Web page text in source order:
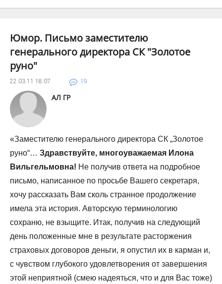
АЛ ГР
Юмор. Письмо заместителю
генерального директора СК "Золотое
руно"
22.03.11 18:07 19
«Заместителю генерального директора СК „Золотое
руно“… Здравствуйте, многоуважаемая Илона
Вильгельмовна! Не получив ответа на подробное
письмо, написанное по просьбе Вашего секретаря,
хочу рассказать Вам сколь странное продолжение
имела эта история. Авторскую терминологию
сохраню, не взыщите. Итак, получив на следующий
день положенные мне в результате расторжения
страховых договоров деньги, я опустил их в карман и,
с чувством глубокого удовлетворения от завершения
этой неприятной (смею надеяться, что и для Вас тоже)